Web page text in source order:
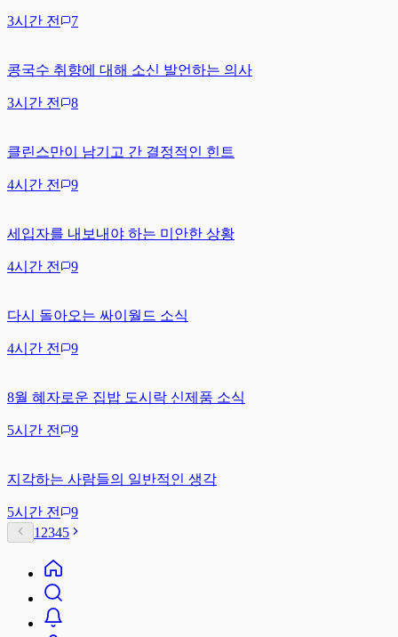
3시간 전 7
콩국수 취향에 대해 소신 발언하는 의사
3시간 전 8
클린스만이 남기고 간 결정적인 힌트
4시간 전 9
세입자를 내보내야 하는 미안한 상황
4시간 전 9
다시 돌아오는 싸이월드 소식
4시간 전 9
8월 혜자로운 집밥 도시락 신제품 소식
5시간 전 9
지각하는 사람들의 일반적인 생각
5시간 전
9
1 2345